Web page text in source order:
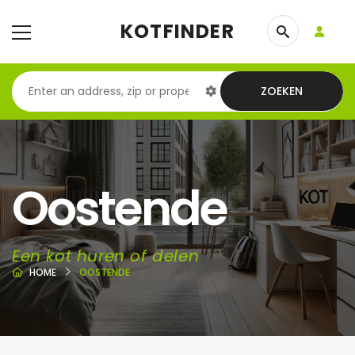
KOTFINDER
ZOEKEN
Oostende
Een kot huren of delen
HOME OOSTENDE